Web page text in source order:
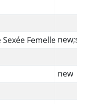
new;ssf
new